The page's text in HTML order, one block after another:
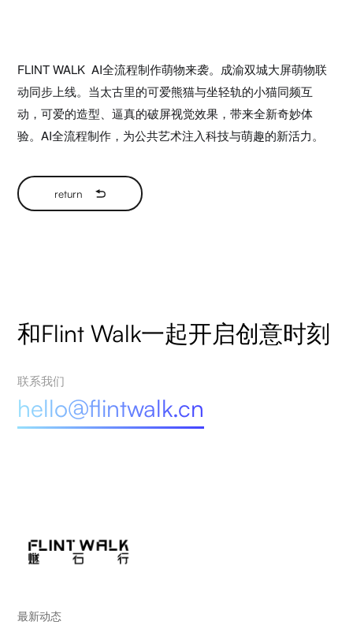
FLINT WALK AI全流程制作萌物来袭。成渝双城大屏萌物联
动同步上线。当太古里的可爱熊猫与坐轻轨的小猫同频互
动，可爱的造型、逼真的破屏视觉效果，带来全新奇妙体
验。AI全流程制作，为公共艺术注入科技与萌趣的新活力。
return
和Flint Walk一起开启创意时刻
联系我们
hello@flintwalk.cn
最新动态